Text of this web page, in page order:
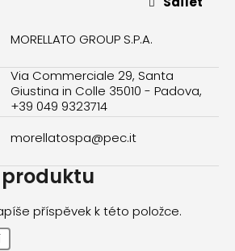
MORELLATO GROUP S.P.A.
Via Commerciale 29, Santa
Giustina in Colle 35010 - Padova,
+39 049 9323714
morellatospa@pec.it
příspěvek k této položce.